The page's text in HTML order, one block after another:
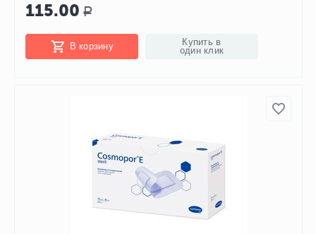
115.00 Р
В корзину
Купить в
один клик